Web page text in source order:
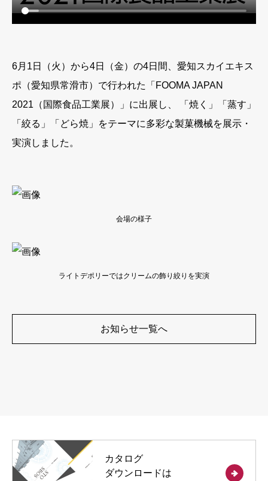
6月1日（火）から4日（金）の4日間、愛知スカイエキス
ポ（愛知県常滑市）で行われた「FOOMA JAPAN
2021（国際食品工業展）」に出展し、 「焼く」「蒸す」
「絞る」「どら焼」をテーマに多彩な製菓機械を展示・
実演しました。
会場の様子
ライトデポリーではクリームの飾り絞りを実演
お知らせ一覧へ
カタログ
ダウンロードは